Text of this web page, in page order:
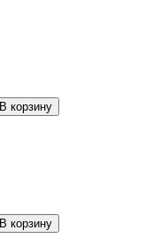
В корзину
В корзину